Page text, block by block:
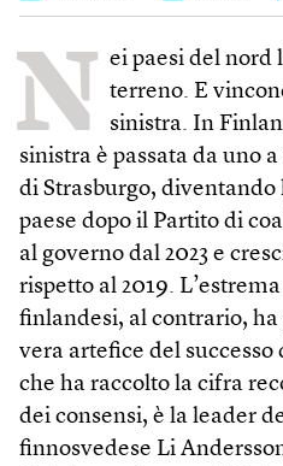
N ei paesi del nord
terreno. E
sinistra. In
sinistra è passata da uno
di Strasburgo, diventando
paese dopo il Partito di
al governo dal 2023 e
rispetto al 2019.
finlandesi, al contrario, ha
vera artefice del
che ha raccolto la cifra
dei consensi, è la leader
finnosvedese Li